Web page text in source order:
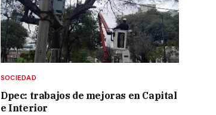
SOCIEDAD
Dpec: trabajos de mejoras en Capital
e Interior